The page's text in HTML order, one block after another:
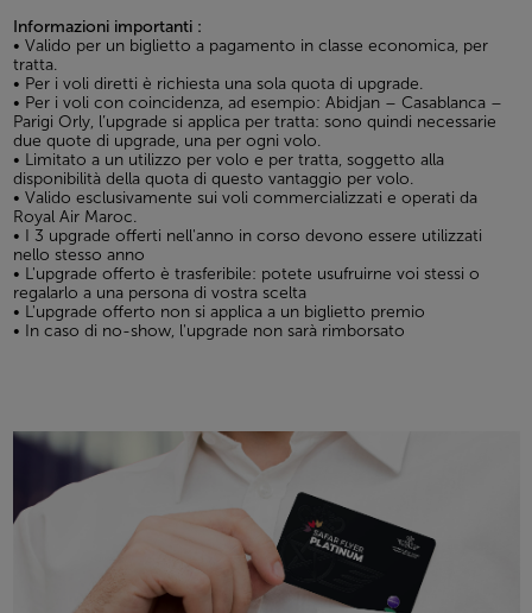
Informazioni importanti :
• Valido per un biglietto a pagamento in classe economica, per
tratta.
• Per i voli diretti è richiesta una sola quota di upgrade.
• Per i voli con coincidenza, ad esempio: Abidjan – Casablanca –
Parigi Orly, l’upgrade si applica per tratta: sono quindi necessarie
due quote di upgrade, una per ogni volo.
• Limitato a un utilizzo per volo e per tratta, soggetto alla
disponibilità della quota di questo vantaggio per volo.
• Valido esclusivamente sui voli commercializzati e operati da
Royal Air Maroc.
• I 3 upgrade offerti nell'anno in corso devono essere utilizzati
nello stesso anno
• L'upgrade offerto è trasferibile: potete usufruirne voi stessi o
regalarlo a una persona di vostra scelta
• L'upgrade offerto non si applica a un biglietto premio
• In caso di no-show, l'upgrade non sarà rimborsato